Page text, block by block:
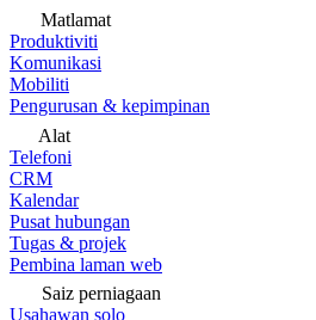
Matlamat
Produktiviti
Komunikasi
Mobiliti
Pengurusan & kepimpinan
Alat
Telefoni
CRM
Kalendar
Pusat hubungan
Tugas & projek
Pembina laman web
Saiz perniagaan
Usahawan solo